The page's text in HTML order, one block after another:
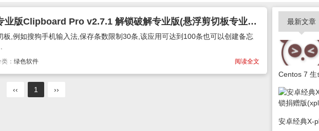
安卓记录复制历史剪切板专业版Clipboard Pro v2.7.1 解锁破解专业版(悬浮剪切板专业版)
,例如搜狗手机输入法,保存条数限制30条,该应用可达到100条也可以创建备忘
阅读全文
： 绿色软件
‹‹ 1 ››
最新文章